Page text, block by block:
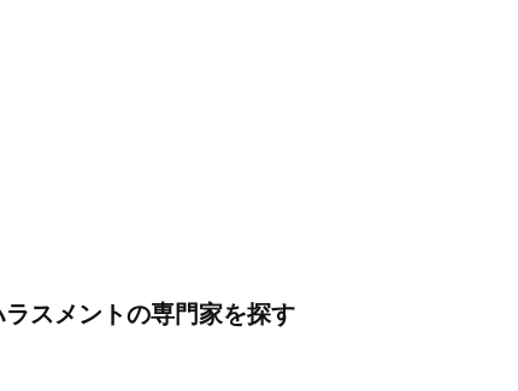
スメントの専門家を探す